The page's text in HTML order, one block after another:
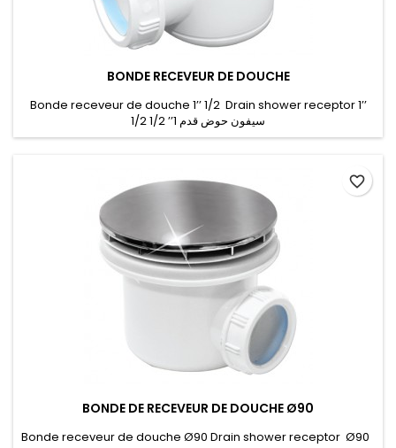
BONDE RECEVEUR DE DOUCHE
Bonde receveur de douche 1’’ 1/2 Drain shower receptor 1’’
1/2 سيفون حوض قدم 1’’ 1/2
BONDE DE RECEVEUR DE DOUCHE Ø90
Bonde receveur de douche Ø90 Drain shower receptor Ø90
favorite_border